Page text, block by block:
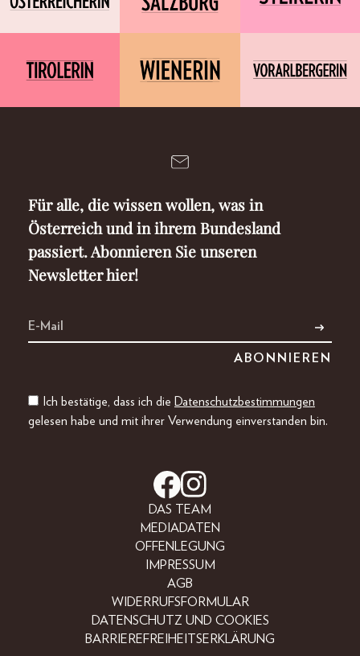
Für alle, die wissen wollen, was in
Österreich und in ihrem Bundesland
passiert. Abonnieren Sie unseren
Newsletter hier!
Ich bestätige, dass ich die Datenschutzbestimmungen
gelesen habe und mit ihrer Verwendung einverstanden bin.
DAS TEAM
MEDIADATEN
OFFENLEGUNG
IMPRESSUM
AGB
WIDERRUFSFORMULAR
DATENSCHUTZ UND COOKIES
BARRIEREFREIHEITSERKLÄRUNG